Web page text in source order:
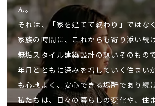
ん。
それは、「家を建てて終わり」ではな
家族の時間に、これからも寄り添い続
無垢スタイル建築設計の想いそのもので
年月とともに深みを増していく住まい
も心地よく、安心できる場所であり続
私たちは、日々の暮らしの変化や、住